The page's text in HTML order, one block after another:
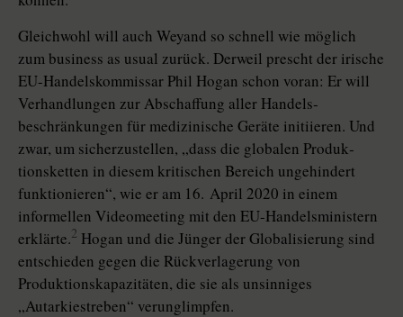
Gleichwohl will auch Weyand so schnell wie möglich
zum business as usual zurück. Derweil prescht der irische
EU-Handelskommissar Phil Hogan schon voran: Er will
Verhandlungen zur Abschaffung aller Handels­
beschränkungen für medizinische Geräte initiieren. Und
zwar, um sicherzustellen, „dass die globalen Produk­
tions­ketten in diesem kritischen Bereich ungehindert
funktionieren“, wie er am 16. April 2020 in einem
informellen Video­meeting mit den EU-Handelsministern
erklärte.2 Hogan und die Jünger der Globalisierung sind
entschieden gegen die Rückverlagerung von
Produktionskapazitäten, die sie als unsinniges
„Autarkiestreben“ verunglimpfen.